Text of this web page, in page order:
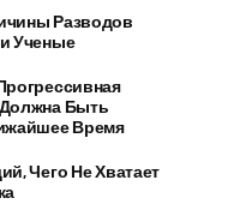
Разводов
Ученые
Быть
Время
Чего Не Хватает